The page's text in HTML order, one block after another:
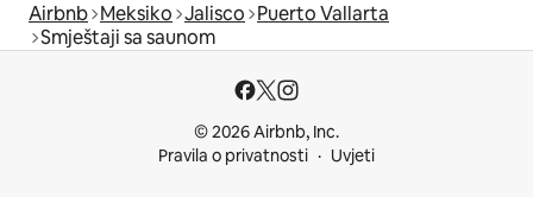
Airbnb Meksiko Jalisco Puerto Vallarta
Smještaji sa saunom
© 2026 Airbnb, Inc.
Pravila o privatnosti
Uvjeti